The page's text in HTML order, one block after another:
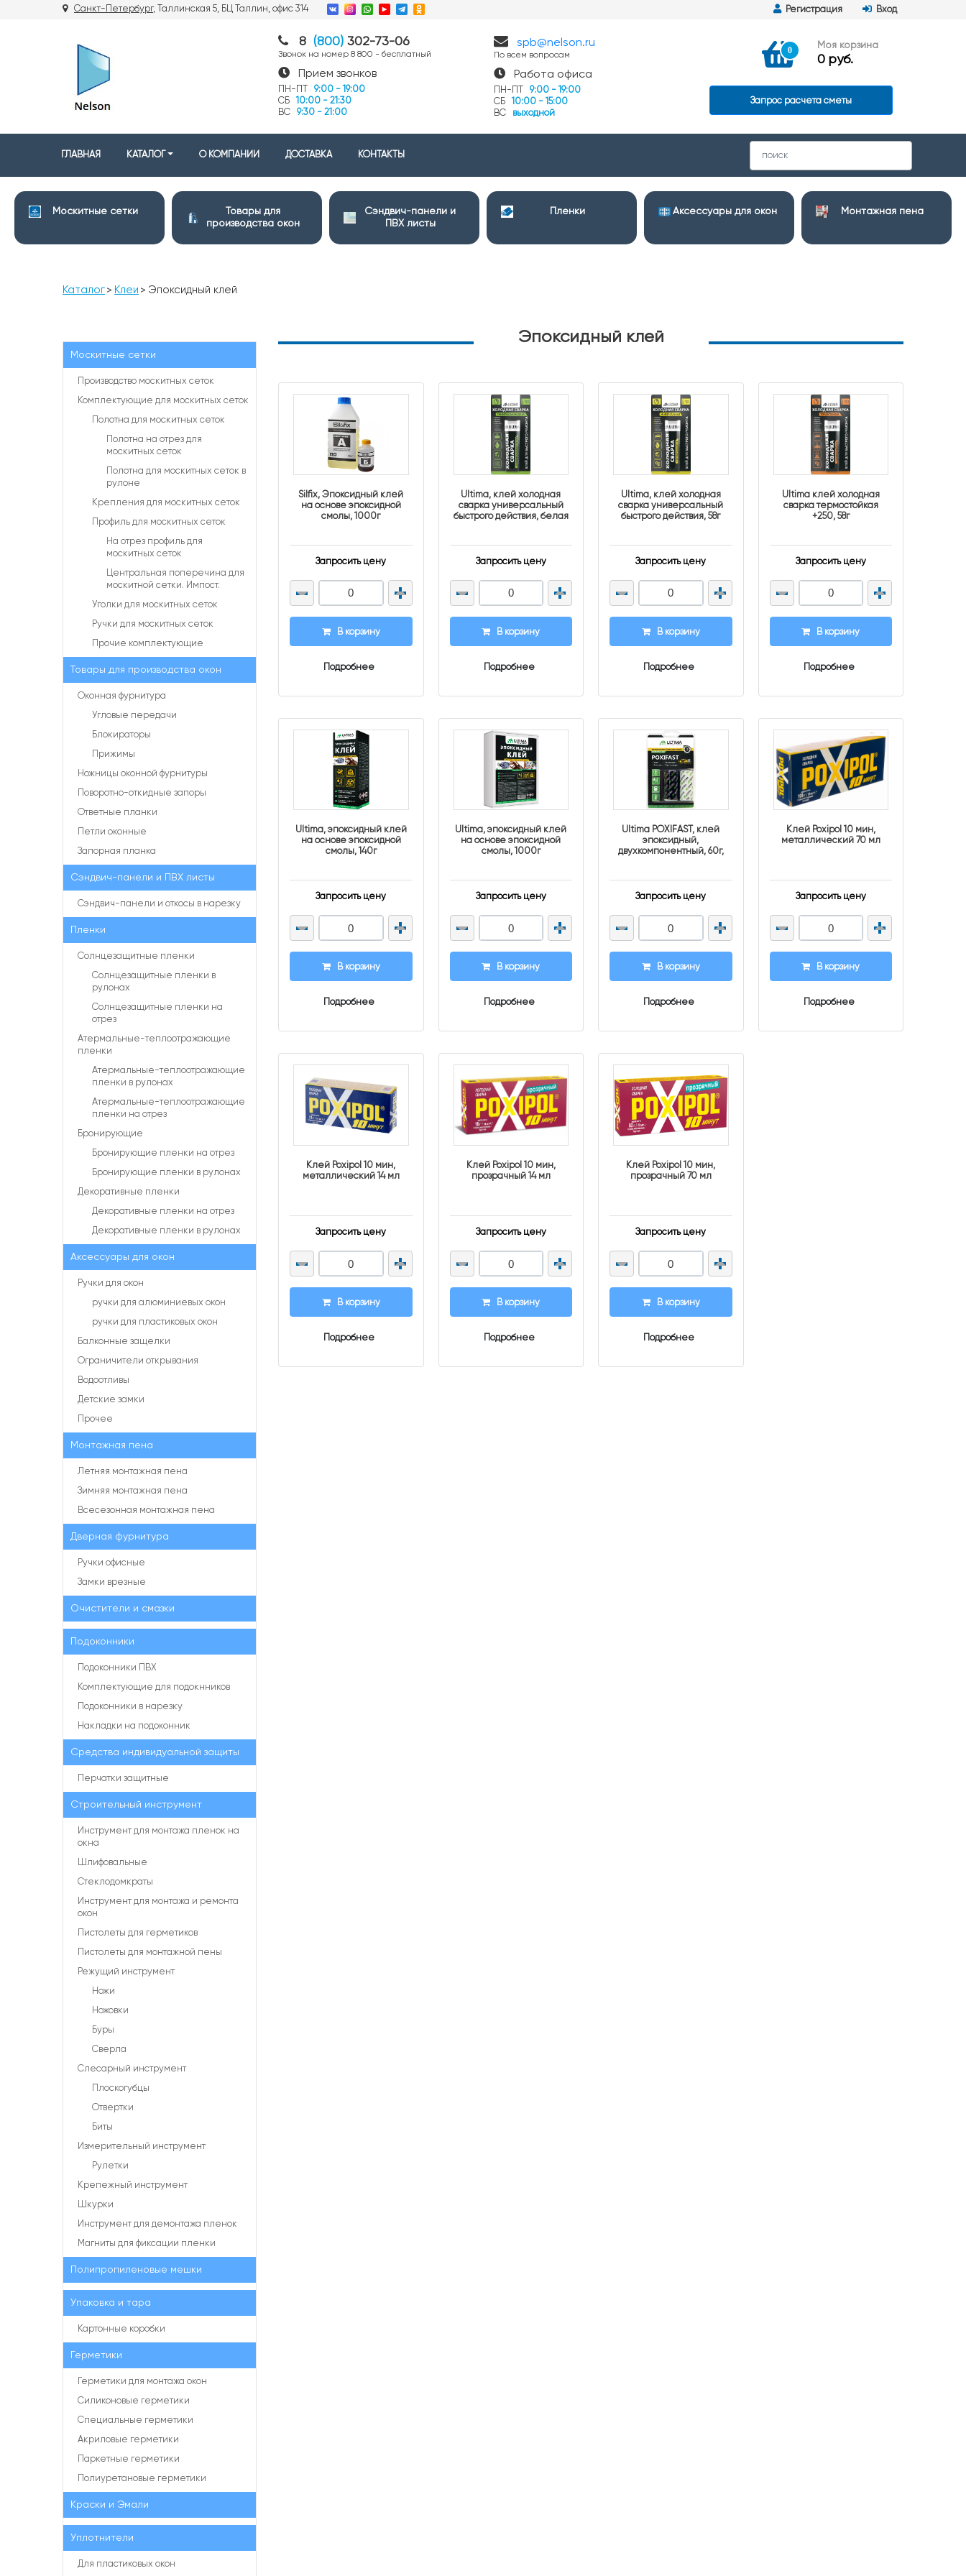
Санкт-Петербург, Таллинская 5, БЦ Таллин, офис 314 Регистрация Вход
8 (800) 302-73-06
Звонок на номер 8 800 - бесплатный
Прием звонков
ПН-ПТ
9:00 - 19:00
СБ
10:00 - 21:30
ВС
9:30 - 21:00
spb@nelson.ru
По всем вопросам
Работа офиса
ПН-ПТ
9:00 - 19:00
СБ
10:00 - 15:00
ВС
выходной
0 Моя корзина
0 руб.
Запрос расчета сметы
ГЛАВНАЯ КАТАЛОГ О КОМПАНИИ ДОСТАВКА КОНТАКТЫ
Москитные сетки
Товары для
производства окон
Сэндвич-панели и
ПВХ листы
Пленки Аксессуары для окон Монтажная пена
Каталог Клеи Эпоксидный клей
Москитные сетки
Производство москитных сеток
Комплектующие для москитных сеток
Полотна для москитных сеток
Полотна на отрез для
москитных сеток
Полотна для москитных сеток в
рулоне
Крепления для москитных сеток
Профиль для москитных сеток
На отрез профиль для
москитных сеток
Центральная поперечина для
москитной сетки. Импост.
Уголки для москитных сеток
Ручки для москитных сеток
Прочие комплектующие
Товары для производства окон
Оконная фурнитура
Угловые передачи
Блокираторы
Прижимы
Ножницы оконной фурнитуры
Поворотно-откидные запоры
Ответные планки
Петли оконные
Запорная планка
Сэндвич-панели и ПВХ листы
Сэндвич-панели и откосы в нарезку
Пленки
Солнцезащитные пленки
Солнцезащитные пленки в
рулонах
Солнцезащитные пленки на
отрез
Атермальные-теплоотражающие
пленки
Атермальные-теплоотражающие
пленки в рулонах
Атермальные-теплоотражающие
пленки на отрез
Бронирующие
Бронирующие пленки на отрез
Бронирующие пленки в рулонах
Декоративные пленки
Декоративные пленки на отрез
Декоративные пленки в рулонах
Аксессуары для окон
Ручки для окон
ручки для алюминиевых окон
ручки для пластиковых окон
Балконные защелки
Ограничители открывания
Водоотливы
Детские замки
Прочее
Монтажная пена
Летняя монтажная пена
Зимняя монтажная пена
Всесезонная монтажная пена
Дверная фурнитура
Ручки офисные
Замки врезные
Очистители и смазки
Подоконники
Подоконники ПВХ
Комплектующие для подокнников
Подоконники в нарезку
Накладки на подоконник
Средства индивидуальной защиты
Перчатки защитные
Строительный инструмент
Инструмент для монтажа пленок на
окна
Шлифовальные
Стеклодомкраты
Инструмент для монтажа и ремонта
окон
Пистолеты для герметиков
Пистолеты для монтажной пены
Режущий инструмент
Ножи
Ножовки
Буры
Сверла
Слесарный инструмент
Плоскогубцы
Отвертки
Биты
Измерительный инструмент
Рулетки
Крепежный инструмент
Шкурки
Инструмент для демонтажа пленок
Магниты для фиксации пленки
Полипропиленовые мешки
Упаковка и тара
Картонные коробки
Герметики
Герметики для монтажа окон
Силиконовые герметики
Специальные герметики
Акриловые герметики
Паркетные герметики
Полиуретановые герметики
Краски и Эмали
Уплотнители
Для пластиковых окон
Эпоксидный клей
Silfix, Эпоксидный клей
на основе эпоксидной
смолы, 1000г
Запросить цену
В корзину
Подробнее
Ultima, клей холодная
сварка универсальный
быстрого действия, белая
Запросить цену
В корзину
Подробнее
Ultima, клей холодная
сварка универсальный
быстрого действия, 58г
Запросить цену
В корзину
Подробнее
Ultima клей холодная
сварка термостойкая
+250, 58г
Запросить цену
В корзину
Подробнее
Ultima, эпоксидный клей
на основе эпоксидной
смолы, 140г
Запросить цену
В корзину
Подробнее
Ultima, эпоксидный клей
на основе эпоксидной
смолы, 1000г
Запросить цену
В корзину
Подробнее
Ultima POXIFAST, клей
эпоксидный,
двухкомпонентный, 60г,
Запросить цену
В корзину
Подробнее
Клей Poxipol 10 мин,
металлический 70 мл
Запросить цену
В корзину
Подробнее
Клей Poxipol 10 мин,
металлический 14 мл
Запросить цену
В корзину
Подробнее
Клей Poxipol 10 мин,
прозрачный 14 мл
Запросить цену
В корзину
Подробнее
Клей Poxipol 10 мин,
прозрачный 70 мл
Запросить цену
В корзину
Подробнее